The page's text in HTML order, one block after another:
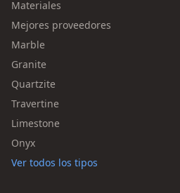
Materiales
Mejores proveedores
Marble
Granite
Quartzite
Travertine
Limestone
Onyx
Ver todos los tipos